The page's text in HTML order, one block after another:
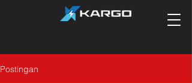
Postingan